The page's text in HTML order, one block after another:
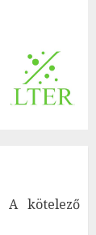
A kötelező